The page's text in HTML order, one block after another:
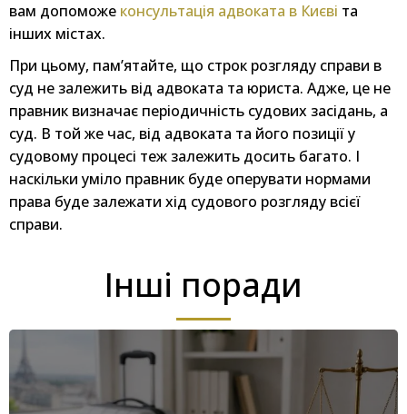
вам допоможе консультація адвоката в Києві та
інших містах.
При цьому, пам’ятайте, що строк розгляду справи в
суд не залежить від адвоката та юриста. Адже, це не
правник визначає періодичність судових засідань, а
суд. В той же час, від адвоката та його позиції у
судовому процесі теж залежить досить багато. І
наскільки уміло правник буде оперувати нормами
права буде залежати хід судового розгляду всієї
справи.
Інші поради